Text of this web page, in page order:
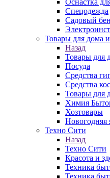
Оснастка
Спецодежда
Садовый
Товары для дома
Назад
Товары для
Посуда
Средства
Средства
Товары для
Химия
Хозтовары
Новогодняя
Техно Сити
Назад
Техно Сити
Красота и
Техника
Техника